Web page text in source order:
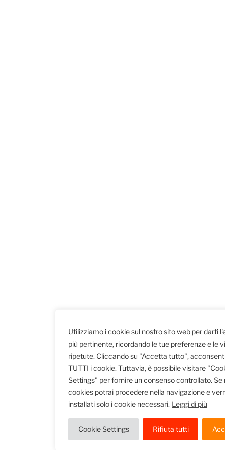
Utilizziamo i cookie sul nostro sito web per darti
più pertinente, ricordando le tue preferenze e le
ripetute. Cliccando su "Accetta tutto",
TUTTI i cookie. Tuttavia, è possibile visitare
Settings" per fornire un consenso controllato.
cookies potrai procedere nella navigazione e
installati solo i cookie necessari. Leggi di più
Cookie Settings Rifiuta tutti